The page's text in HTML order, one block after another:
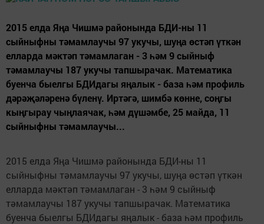
2015 елда Яңа Чишмә районында БДИ-ны 11
сыйныфны тәмамлаучы 97 укучы, шуңа өстәп үткән
елларда мәктәп тәмамлаган - 3 һәм 9 сыйныф
тәмамлаучы 187 укучы тапшырачак. Математика
буенча быелгы БДИдагы яңалык - база һәм профиль
дәрәҗәләренә бүленү. Иртәгә, шимбә көнне, соңгы
кыңгырау чыңлаячак, һәм дүшәмбе, 25 майда, 11
сыйныфны тәмамлаучы...
2015 елда Яңа Чишмә районында БДИ-ны 11
сыйныфны тәмамлаучы 97 укучы, шуңа өстәп үткән
елларда мәктәп тәмамлаган - 3 һәм 9 сыйныф
тәмамлаучы 187 укучы тапшырачак. Математика
буенча быелгы БДИдагы яңалык - база һәм профиль